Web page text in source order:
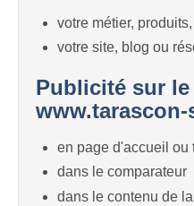
votre métier,
votre site, blog ou
Publicité sur
en page d'accueil ou
dans le comparateur
dans le contenu de